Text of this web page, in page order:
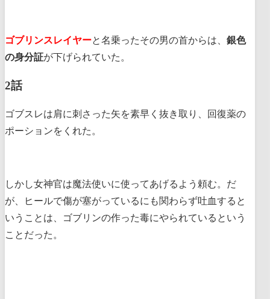
ゴブリンスレイヤーと名乗ったその男の首からは、 銀色
の身分証が下げられていた。
2話
ゴブスレは肩に刺さった矢を素早く抜き取り、回復薬の
ポーションをくれた。
しかし女神官は魔法使いに使ってあげるよう頼む。だ
が、ヒールで傷が塞がっているにも関わらず吐血すると
いうことは、ゴブリンの作った毒にやられているという
ことだった。